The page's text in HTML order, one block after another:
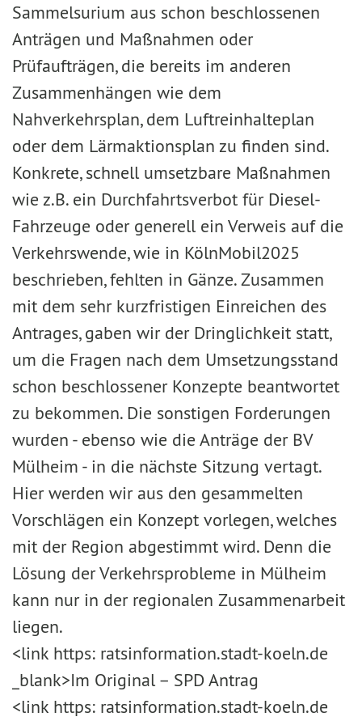
Sammelsurium aus schon beschlossenen
Anträgen und Maßnahmen oder
Prüfaufträgen, die bereits im anderen
Zusammenhängen wie dem
Nahverkehrsplan, dem Luftreinhalteplan
oder dem Lärmaktionsplan zu finden sind.
Konkrete, schnell umsetzbare Maßnahmen
wie z.B. ein Durchfahrtsverbot für Diesel-
Fahrzeuge oder generell ein Verweis auf die
Verkehrswende, wie in KölnMobil2025
beschrieben, fehlten in Gänze. Zusammen
mit dem sehr kurzfristigen Einreichen des
Antrages, gaben wir der Dringlichkeit statt,
um die Fragen nach dem Umsetzungsstand
schon beschlossener Konzepte beantwortet
zu bekommen. Die sonstigen Forderungen
wurden - ebenso wie die Anträge der BV
Mülheim - in die nächste Sitzung vertagt.
Hier werden wir aus den gesammelten
Vorschlägen ein Konzept vorlegen, welches
mit der Region abgestimmt wird. Denn die
Lösung der Verkehrsprobleme in Mülheim
kann nur in der regionalen Zusammenarbeit
liegen.
<link https: ratsinformation.stadt-koeln.de
_blank>Im Original – SPD Antrag
<link https: ratsinformation.stadt-koeln.de